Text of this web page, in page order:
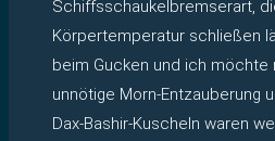
Schiffsschaukelbremserart,
Körpertemperatur schließen
beim Gucken und ich möchte
unnötige Morn-Entzauberung
Dax-Bashir-Kuscheln waren